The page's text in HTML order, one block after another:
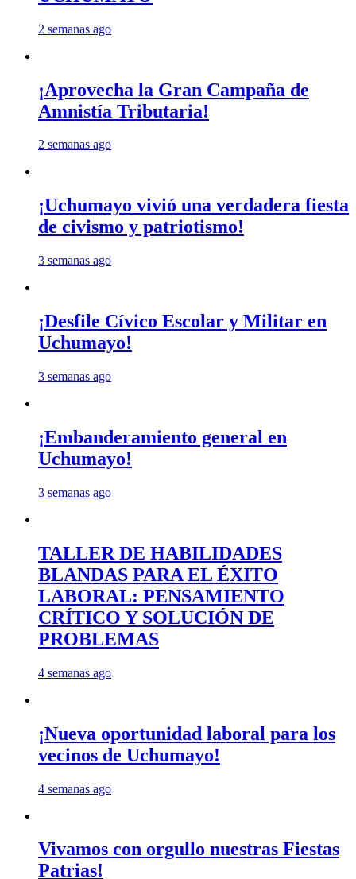
2 semanas ago
¡Aprovecha la Gran Campaña de
Amnistía Tributaria!
2 semanas ago
¡Uchumayo vivió una verdadera fiesta
de civismo y patriotismo!
3 semanas ago
¡Desfile Cívico Escolar y Militar en
Uchumayo!
3 semanas ago
¡Embanderamiento general en
Uchumayo!
3 semanas ago
TALLER DE HABILIDADES
BLANDAS PARA EL ÉXITO
LABORAL: PENSAMIENTO
CRÍTICO Y SOLUCIÓN DE
PROBLEMAS
4 semanas ago
¡Nueva oportunidad laboral para los
vecinos de Uchumayo!
4 semanas ago
Vivamos con orgullo nuestras Fiestas
Patrias!